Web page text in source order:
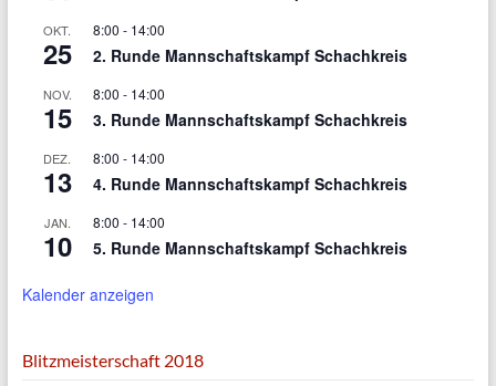
OKT.
25
8:00 - 14:00
2. Runde Mannschaftskampf Schachkreis
NOV.
15
8:00 - 14:00
3. Runde Mannschaftskampf Schachkreis
DEZ.
13
8:00 - 14:00
4. Runde Mannschaftskampf Schachkreis
JAN.
10
8:00 - 14:00
5. Runde Mannschaftskampf Schachkreis
Kalender anzeigen
Blitzmeisterschaft 2018